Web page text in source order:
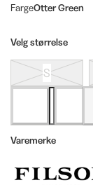
FargeOtter Green
Velg størrelse
S
Varemerke